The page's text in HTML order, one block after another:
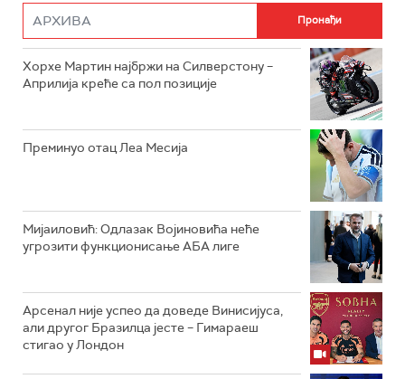
Хорхе Мартин најбржи на Силверстону –
Априлија креће са пол позиције
Преминуо отац Леа Месија
Мијаиловић: Одлазак Војиновића неће
угрозити функционисање АБА лиге
Арсенал није успео да доведе Винисијуса,
али другог Бразилца јесте – Гимараеш
стигао у Лондон